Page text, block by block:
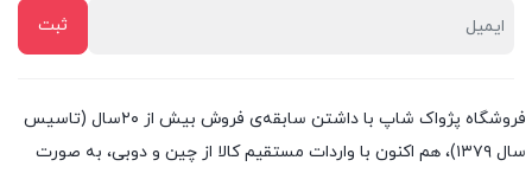
فروشگاه پژواک شاپ با داشتن سابقه‌ی فروش بیش از ۲۰سال (تاسیس
سال ۱۳۷۹)، هم اکنون با واردات مستقیم کالا از چین و دوبی، به صورت